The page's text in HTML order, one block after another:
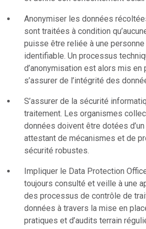
Anonymiser les données
sont traitées à condition
puisse être reliée à une
identifiable. Un processus
d’anonymisation est alors mis en
s’assurer de l’intégrité des
S’assurer de la sécurité
traitement. Les organismes
données doivent être dotées
attestant de mécanismes et de
sécurité robustes.
Impliquer le Data Protection
toujours consulté et veille à une
des processus de contrôle de
données à travers la mise en
pratiques et d’audits terrain